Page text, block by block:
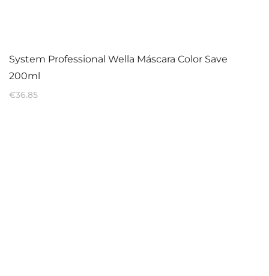
System Professional Wella Máscara Color Save
200ml
€36.85